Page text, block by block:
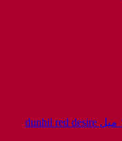
ادکلن رایحه دانهیل قرمز برند جانوین ۱۰۰ میل dunhil red desire